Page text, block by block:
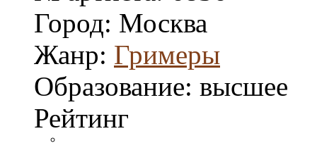
Город: Москва
Жанр: Гримеры
Образование: высшее
Рейтинг